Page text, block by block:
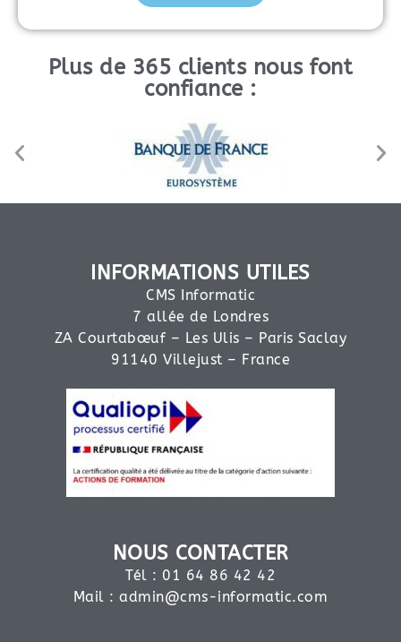
Plus de 365 clients nous font
confiance :
INFORMATIONS UTILES
CMS Informatic
7 allée de Londres
ZA Courtabœuf – Les Ulis – Paris Saclay
91140 Villejust – France
NOUS CONTACTER
Tél : 01 64 86 42 42
Mail :admin@cms-informatic.com